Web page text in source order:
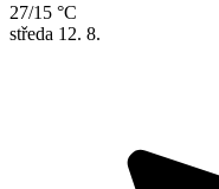
27/15 °C
středa 12. 8.